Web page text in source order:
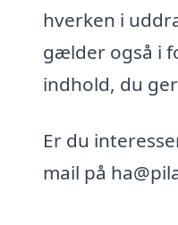
hverken i
gælder også i
indhold, du
Er du
mail på